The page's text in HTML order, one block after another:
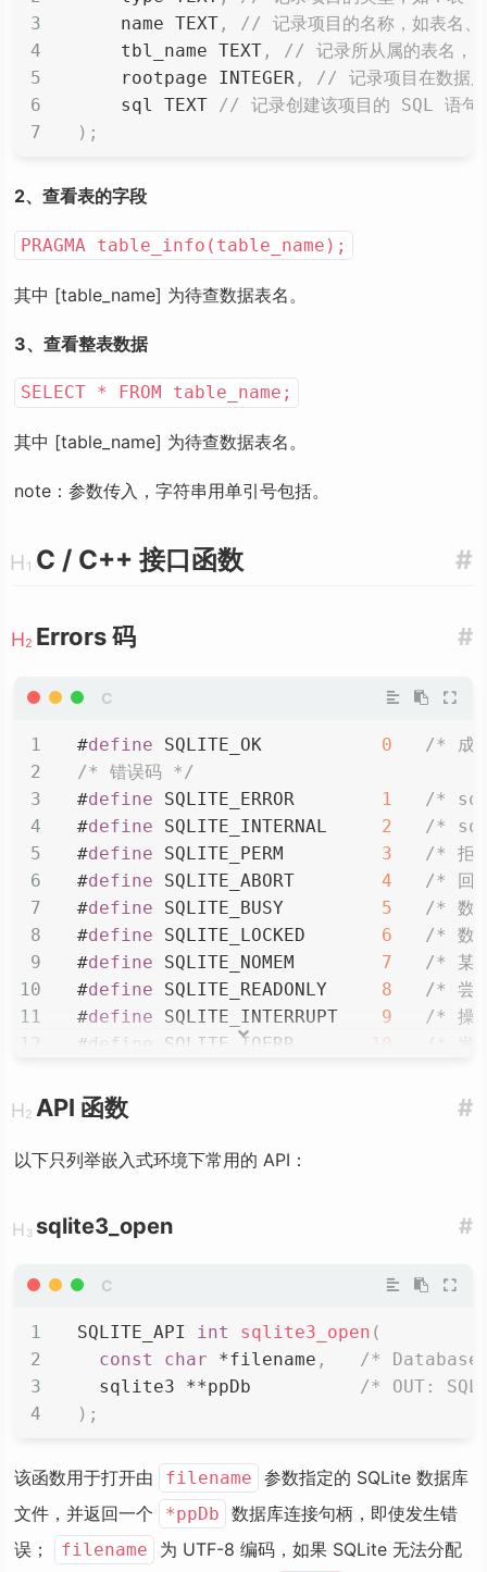
    name TEXT
,
// 记录项目的名称，如表名、
    tbl_name TEXT
,
// 记录所从属的表名，如
    rootpage INTEGER
,
// 记录项目在数据库
    sql TEXT
// 记录创建该项目的 SQL 语句
) ;
2、查看表的字段
PRAGMA table_info(table_name);
其中 [table_name] 为待查数据表名。
3、查看整表数据
SELECT * FROM table_name;
其中 [table_name] 为待查数据表名。
note：参数传入，字符串用单引号包括。
#
C / C++ 接口函数
#
Errors 码
#define SQLITE_OK 0
/* 成
/* 错误码 */
#define SQLITE_ERROR 1
/* sql
#define SQLITE_INTERNAL 2
/*
#define SQLITE_PERM 3
/* 拒
#define SQLITE_ABORT 4
/* 回
#define SQLITE_BUSY 5
/* 数
#define SQLITE_LOCKED 6
/* 数
#define SQLITE_NOMEM 7
/* 某
#define SQLITE_READONLY 8
/* 尝
#define SQLITE_INTERRUPT 9
/* 操
#define SQLITE_IOERR 10
/* 发
#define
/* 找
define
#define SQLITE_CANTOPEN
#define SQLITE_SCHEMA
/* 数
#
define 19
/* 约
#define SQLITE_MISUSE 21
define SQLITE_NOLFS
/* 使
define SQLITE_AUTH
/* 授
# define
#define SQLITE_NOTADB 26
/* 不
#define SQLITE_NOTICE 27
/*
#define SQLITE_WARNING
#define SQLITE_ROW 100
/*
#
API 函数
以下只列举嵌入式环境下常用的 API：
#
sqlite3_open
SQLITE_API int sqlite3_open (
const
char *filename ,
/*
  sqlite3
**ppDb /* OUT:
) ;
该函数用于打开由 filename
参数指定的 SQLite 数据库
文件，并返回一个
*ppDb
数据库连接句柄，即使发生错
误；
filename
为 UTF-8 编码，如果 SQLite 无法分配